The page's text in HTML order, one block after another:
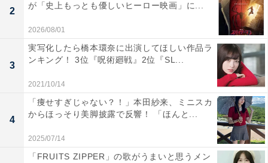
2
が「史上もっとも優しいヒーロー映画」に...
2026/08/01
3
実写化したら橋本環奈に出演してほしい作品ラ
ンキング！ 3位『呪術廻戦』2位『SL...
2021/10/14
4
「痩せすぎじゃない？！」本田紗来、ミニスカ
からほっそり美脚披露で反響！ 「ほんと...
2025/07/14
「FRUITS ZIPPER」の歌がうまいと思うメン